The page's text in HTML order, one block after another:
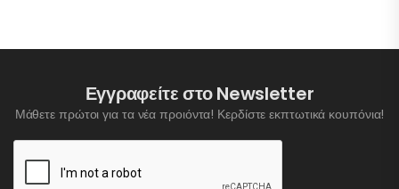
Εγγραφείτε στο Newsletter
Μάθετε πρώτοι για τα νέα προιόντα! Κερδίστε εκπτωτικά κουπόνια!